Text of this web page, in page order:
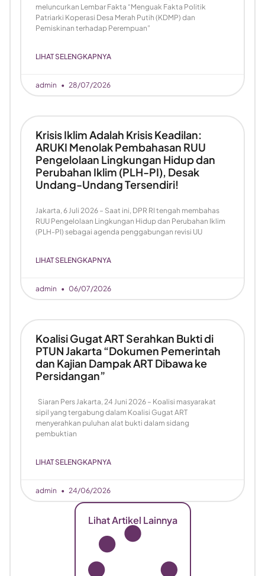
meluncurkan Lembar Fakta “Menguak Fakta Politik
Patriarki Koperasi Desa Merah Putih (KDMP) dan
Pemiskinan terhadap Perempuan”
LIHAT SELENGKAPNYA
admin 28/07/2026
Krisis Iklim Adalah Krisis Keadilan:
ARUKI Menolak Pembahasan RUU
Pengelolaan Lingkungan Hidup dan
Perubahan Iklim (PLH-PI), Desak
Undang-Undang Tersendiri!
Jakarta, 6 Juli 2026 – Saat ini, DPR RI tengah membahas
RUU Pengelolaan Lingkungan Hidup dan Perubahan Iklim
(PLH-PI) sebagai agenda penggabungan revisi UU
LIHAT SELENGKAPNYA
admin 06/07/2026
Koalisi Gugat ART Serahkan Bukti di
PTUN Jakarta “Dokumen Pemerintah
dan Kajian Dampak ART Dibawa ke
Persidangan”
Siaran Pers Jakarta, 24 Juni 2026 – Koalisi masyarakat
sipil yang tergabung dalam Koalisi Gugat ART
menyerahkan puluhan alat bukti dalam sidang
pembuktian
LIHAT SELENGKAPNYA
admin 24/06/2026
Lihat Artikel Lainnya